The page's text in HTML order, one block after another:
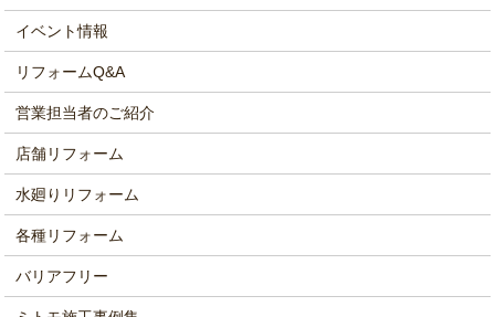
イベント情報
リフォームQ&A
営業担当者のご紹介
店舗リフォーム
水廻りリフォーム
各種リフォーム
バリアフリー